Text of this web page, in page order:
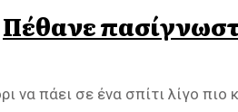
Πέθανε
να πάει σε ένα σπίτι λίγο